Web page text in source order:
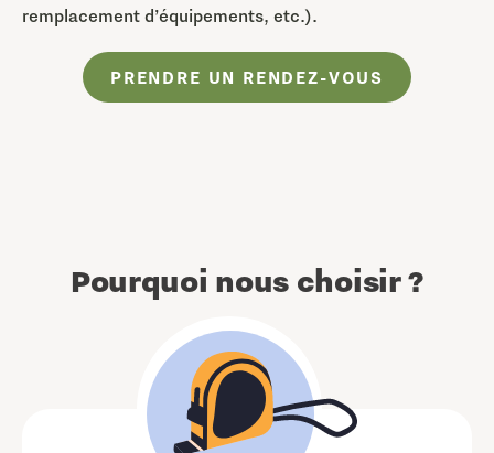
remplacement d’équipements, etc.).
PRENDRE UN RENDEZ-VOUS
Pourquoi nous choisir ?